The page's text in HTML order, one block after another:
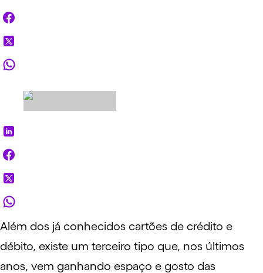
Além dos já conhecidos cartões de crédito e
débito, existe um terceiro tipo que, nos últimos
anos, vem ganhando espaço e gosto das